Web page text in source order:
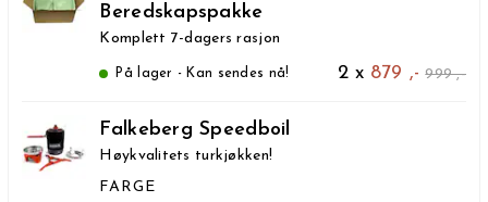
Beredskapspakke
Komplett 7-dagers rasjon
På lager - Kan sendes nå! 2 x 879 ,- 999 ,-
Falkeberg Speedboil
Høykvalitets turkjøkken!
FARGE